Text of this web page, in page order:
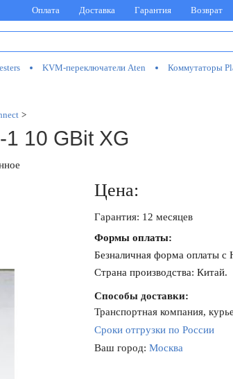
Оплата Доставка Гарантия Возврат
KVM-переключатели Aten Коммутаторы
>
10 GBit XG
Цена:
Гарантия: 12 месяцев
Формы оплаты:
Безналичная форма оплаты
Страна производства: Китай.
Способы доставки:
Транспортная компания,
Сроки отгрузки по России
Ваш город: Москва